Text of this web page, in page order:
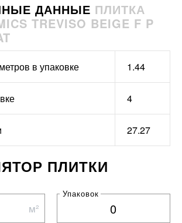
ДАННЫЕ ПЛИТКА
TREVISO BEIGE F P
в упаковке 1.44
4
27.27
ПЛИТКИ
м²
Упаковок